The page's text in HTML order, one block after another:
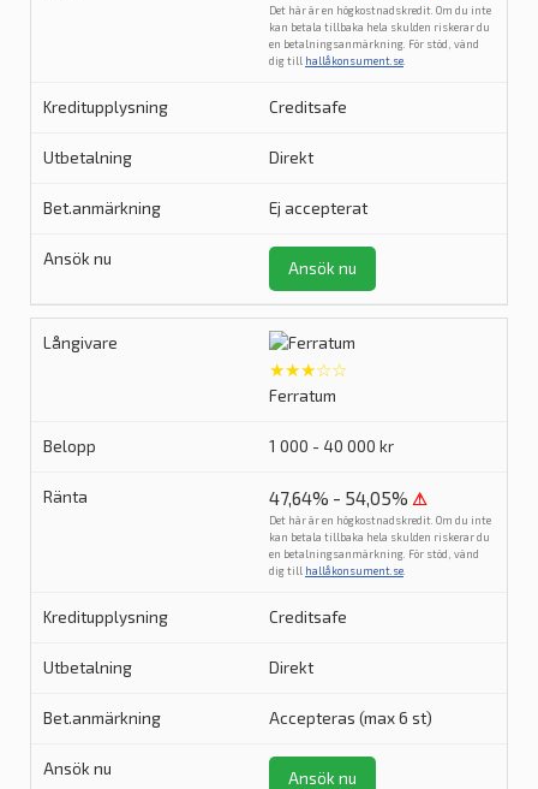
Det här är en högkostnadskredit. Om du inte
kan betala tillbaka hela skulden riskerar du
en betalningsanmärkning. För stöd, vänd
dig till hallåkonsument.se
Creditsafe
Direkt
Ej accepterat
Ansök nu
★★★☆☆
Ferratum
1 000 - 40 000 kr
47,64% - 54,05% ⚠
Det här är en högkostnadskredit. Om du inte
kan betala tillbaka hela skulden riskerar du
en betalningsanmärkning. För stöd, vänd
dig till hallåkonsument.se
Creditsafe
Direkt
Accepteras (max 6 st)
Ansök nu